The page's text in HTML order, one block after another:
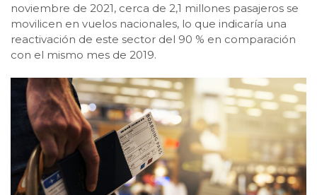
noviembre de 2021, cerca de 2,1 millones pasajeros se
movilicen en vuelos nacionales, lo que indicaría una
reactivación de este sector del 90 % en comparación
con el mismo mes de 2019.